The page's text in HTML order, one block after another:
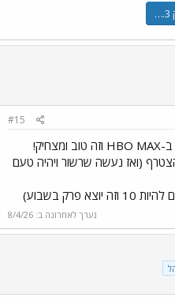
#15
(ואז נעשה שרשור ויהיה טעם
נערך לאחרונה ב: 8/4/26